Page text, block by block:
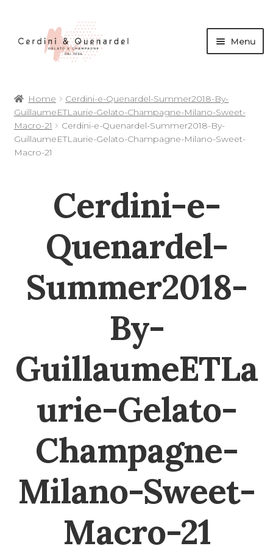
Menu
Home
Cerdini-e-Quenardel-Summer2018-By-
GuillaumeETLaurie-Gelato-Champagne-Milano-Sweet-
Macro-21
Cerdini-e-Quenardel-Summer2018-By-
GuillaumeETLaurie-Gelato-Champagne-Milano-Sweet-
Macro-21
Cerdini-e-
Quenardel-
Summer2018-
By-
GuillaumeETLa
urie-Gelato-
Champagne-
Milano-Sweet-
Macro-21